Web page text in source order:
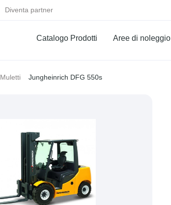
Diventa partner
Catalogo Prodotti Aree di noleggio
Muletti Jungheinrich DFG 550s